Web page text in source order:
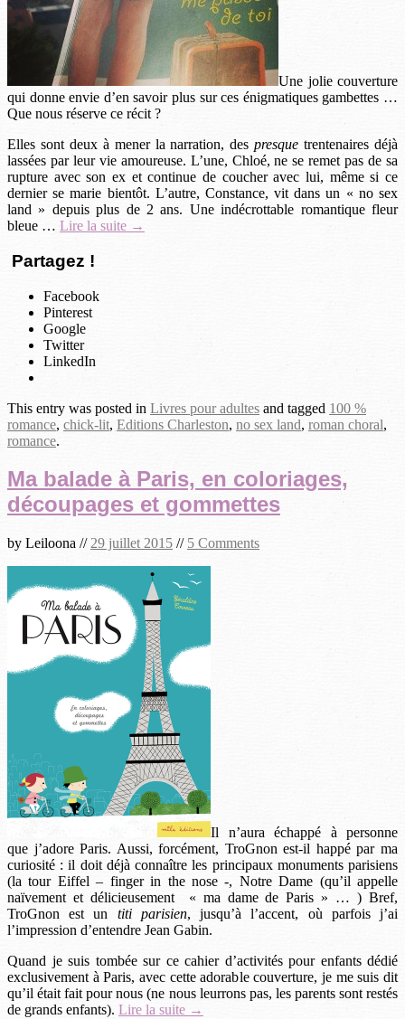
Une jolie couverture
qui donne envie d’en savoir plus sur ces énigmatiques gambettes …
Que nous réserve ce récit ?
Elles sont deux à mener la narration, despresque trentenaires déjà
lassées par leur vie amoureuse. L’une, Chloé, ne se remet pas de sa
rupture avec son ex et continue de coucher avec lui, même si ce
dernier se marie bientôt. L’autre, Constance, vit dans un « no sex
land » depuis plus de 2 ans. Une indécrottable romantique fleur
bleue … Lire la suite →
Partagez !
Facebook
Pinterest
Google
Twitter
LinkedIn
This entry was posted in Livres pour adultes and tagged 100 %
romance, chick-lit, Editions Charleston, no sex land, roman choral,
romance.
Ma balade à Paris, en coloriages,
découpages et gommettes
by Leiloona // 29 juillet 2015 // 5 Comments
Il n’aura échappé à personne
que j’adore Paris. Aussi, forcément, TroGnon est-il happé par ma
curiosité : il doit déjà connaître les principaux monuments parisiens
(la tour Eiffel – finger in the nose -, Notre Dame (qu’il appelle
naïvement et délicieusement « ma dame de Paris » … ) Bref,
TroGnon est un titi parisien, jusqu’à l’accent, où parfois j’ai
l’impression d’entendre Jean Gabin.
Quand je suis tombée sur ce cahier d’activités pour enfants dédié
exclusivement à Paris, avec cette adorable couverture, je me suis dit
qu’il était fait pour nous (ne nous leurrons pas, les parents sont restés
de grands enfants). Lire la suite →